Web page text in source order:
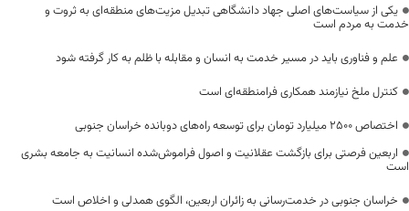
یکی از سیاست‌های اصلی جهاد دانشگاهی تبدیل مزیت‌های منطقه‌ای به ثروت و
خدمت به مردم است
علم و فناوری باید در مسیر خدمت به انسان و مقابله با ظلم به کار گرفته شود
کنترل ملخ نیازمند همکاری فرامنطقه‌ای است
اختصاص 2500 میلیارد تومان برای توسعه راه‌های دوبانده خراسان جنوبی
اربعین فرصتی برای بازگشت عقلانیت و اصول فراموش‌شده انسانیت به جامعه بشری
است
خراسان جنوبی در خدمت‌رسانی به زائران اربعین، الگوی همدلی و اخلاص است